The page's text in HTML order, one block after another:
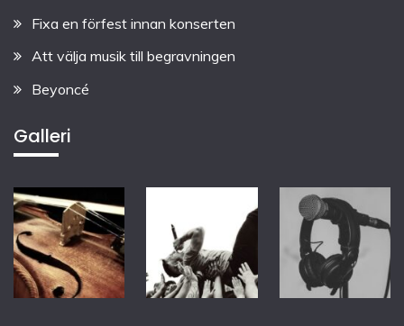
Fixa en förfest innan konserten
Att välja musik till begravningen
Beyoncé
Galleri